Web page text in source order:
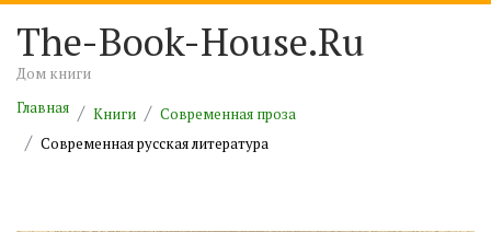
The-Book-House.Ru
Дом книги
Главная
Книги
Современная проза
Современная русская литература